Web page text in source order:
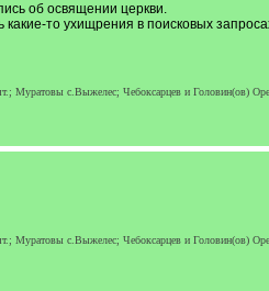
об освящении церкви.
то ухищрения в поисковых
с.Выжелес; Чебоксарцев и Головин(ов)
с.Выжелес; Чебоксарцев и Головин(ов)